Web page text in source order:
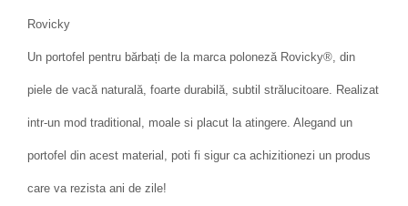
Rovicky
Un portofel pentru bărbați de la marca poloneză Rovicky®, din
piele de vacă naturală, foarte durabilă, subtil strălucitoare. Realizat
intr-un mod traditional, moale si placut la atingere. Alegand un
portofel din acest material, poti fi sigur ca achizitionezi un produs
care va rezista ani de zile!